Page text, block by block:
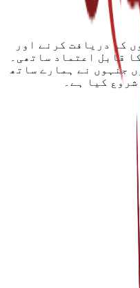
کو دریافت کرنے اور
قابل اعتماد ساتھی۔
جنہوں نے ہمارے ساتھ
کیا ہے۔